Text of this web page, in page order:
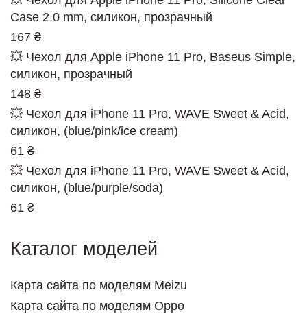
Case 2.0 mm, силикон, прозрачный
167 ₴
💥 Чехол для Apple iPhone 11 Pro, Baseus Simple,
силикон, прозрачный
148 ₴
💥 Чехол для iPhone 11 Pro, WAVE Sweet & Acid,
силикон, (blue/pink/ice cream)
61 ₴
💥 Чехол для iPhone 11 Pro, WAVE Sweet & Acid,
силикон, (blue/purple/soda)
61 ₴
Каталог моделей
Карта сайта по моделям Meizu
Карта сайта по моделям Oppo